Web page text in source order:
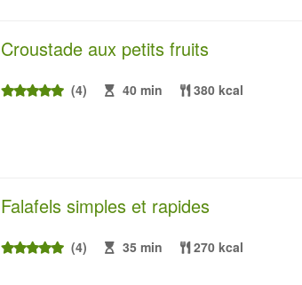
Croustade aux petits fruits
(4) 40 min 380 kcal
Falafels simples et rapides
(4) 35 min 270 kcal